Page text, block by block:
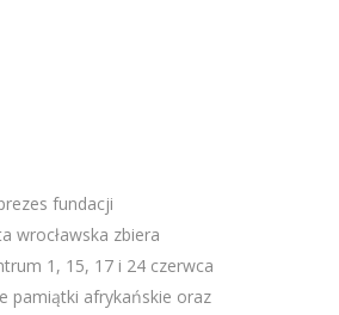
fundacji
wrocławska zbiera
1, 15, 17 i 24 czerwca
pamiątki afrykańskie oraz